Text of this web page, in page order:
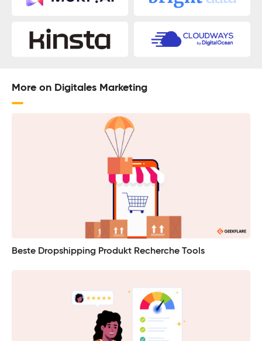
More on Digitales Marketing
Beste Dropshipping Produkt Recherche Tools